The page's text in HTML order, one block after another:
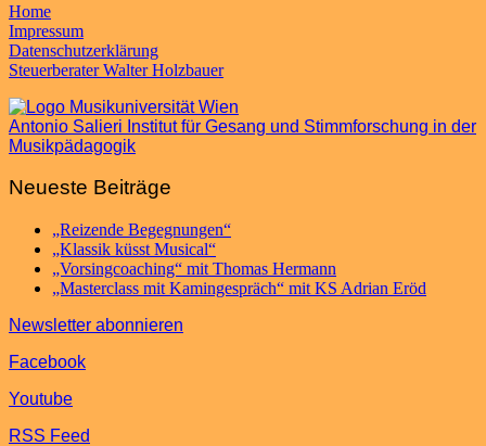
Home
Impressum
Datenschutzerklärung
Steuerberater Walter Holzbauer
Antonio Salieri Institut für Gesang und Stimmforschung in der
Musikpädagogik
Neueste Beiträge
„Reizende Begegnungen“
„Klassik küsst Musical“
„Vorsingcoaching“ mit Thomas Hermann
„Masterclass mit Kamingespräch“ mit KS Adrian Eröd
Newsletter abonnieren
Facebook
Youtube
RSS Feed